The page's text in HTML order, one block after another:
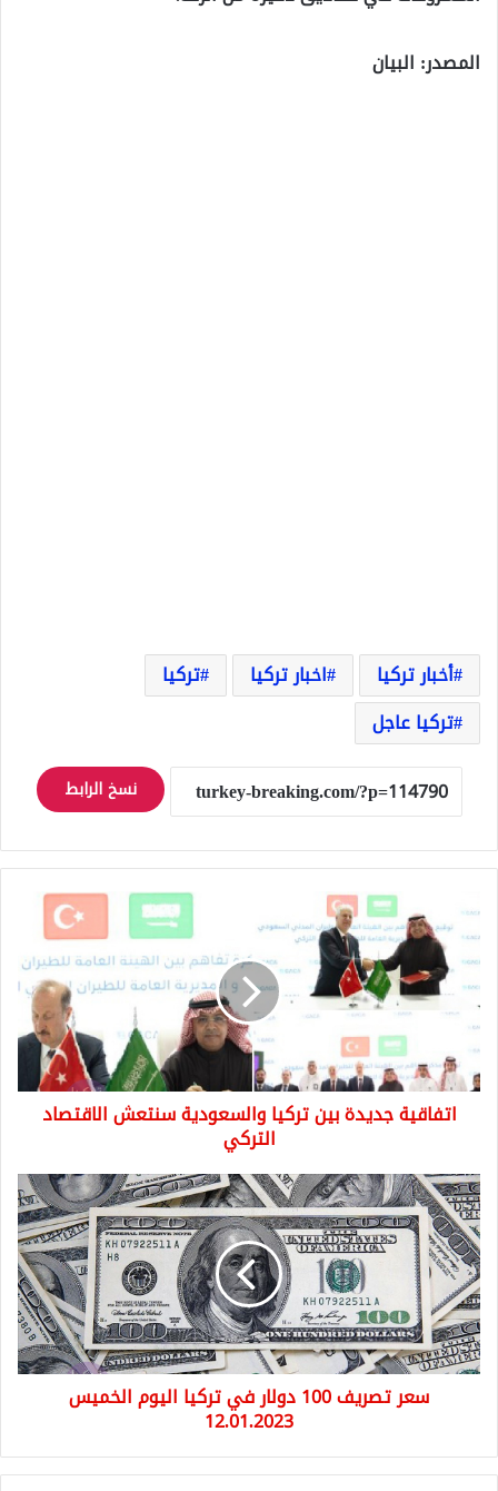
المصدر: البيان
أخبار تركيا اخبار تركيا
تركيا
تركيا عاجل
نسخ الرابط
جديدة
بين
تركيا
والسعودية
سنتعش
التركي
اتفاقية جديدة بين تركيا والسعودية سنتعش الاقتصاد
التركي
سعر
تصريف
100
دولار
في
تركيا
اليوم
الخميس
12.01.2023
سعر تصريف 100 دولار في تركيا اليوم الخميس
12.01.2023